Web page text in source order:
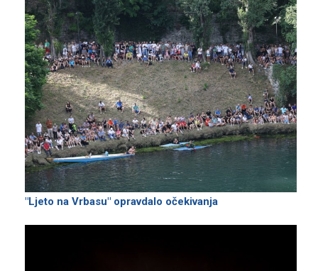
"Ljeto na Vrbasu" opravdalo očekivanja